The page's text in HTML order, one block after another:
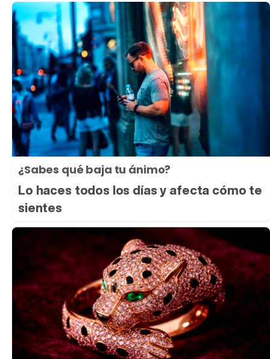
¿Sabes qué baja tu ánimo?
Lo haces todos los días y afecta cómo te
sientes